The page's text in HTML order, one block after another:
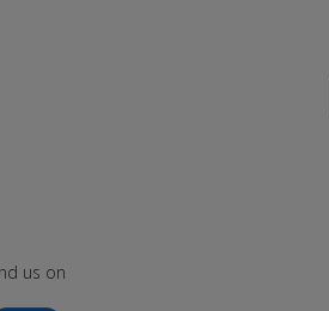
us on